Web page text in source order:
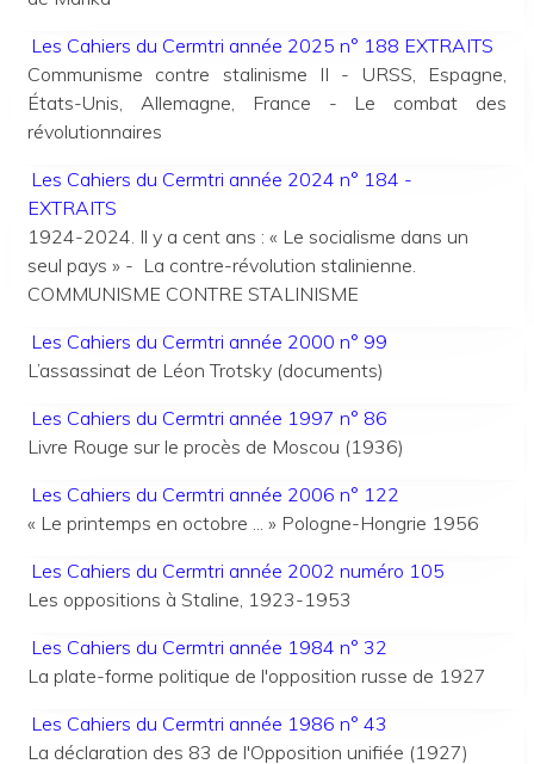
Les Cahiers du Cermtri année 2025 n° 188 EXTRAITS
Communisme contre stalinisme II - URSS, Espagne,
États-Unis, Allemagne, France - Le combat des
révolutionnaires
Les Cahiers du Cermtri année 2024 n° 184 -
EXTRAITS
1924-2024. Il y a cent ans : « Le socialisme dans un
seul pays » - La contre-révolution stalinienne.
COMMUNISME CONTRE STALINISME
Les Cahiers du Cermtri année 2000 n° 99
L’assassinat de Léon Trotsky (documents)
Les Cahiers du Cermtri année 1997 n° 86
Livre Rouge sur le procès de Moscou (1936)
Les Cahiers du Cermtri année 2006 n° 122
« Le printemps en octobre ... » Pologne-Hongrie 1956
Les Cahiers du Cermtri année 2002 numéro 105
Les oppositions à Staline, 1923-1953
Les Cahiers du Cermtri année 1984 n° 32
La plate-forme politique de l'opposition russe de 1927
Les Cahiers du Cermtri année 1986 n° 43
La déclaration des 83 de l'Opposition unifiée (1927)